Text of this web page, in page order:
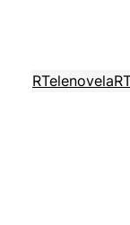
RTelenovela